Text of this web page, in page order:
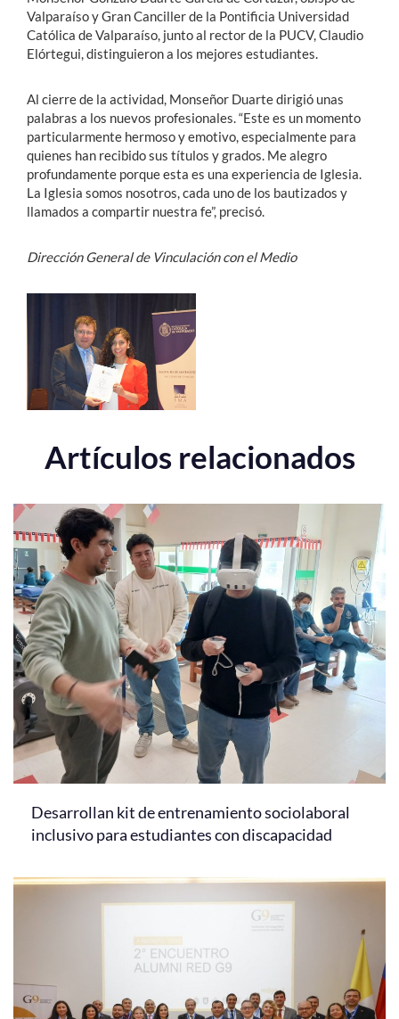
Valparaíso y Gran Canciller de la Pontificia Universidad
Católica de Valparaíso, junto al rector de la PUCV, Claudio
Elórtegui, distinguieron a los mejores estudiantes.
Al cierre de la actividad, Monseñor Duarte dirigió unas
palabras a los nuevos profesionales. “Este es un momento
particularmente hermoso y emotivo, especialmente para
quienes han recibido sus títulos y grados. Me alegro
profundamente porque esta es una experiencia de Iglesia.
La Iglesia somos nosotros, cada uno de los bautizados y
llamados a compartir nuestra fe”, precisó.
Dirección General de Vinculación con el Medio
Artículos relacionados
Desarrollan kit de entrenamiento sociolaboral
inclusivo para estudiantes con discapacidad